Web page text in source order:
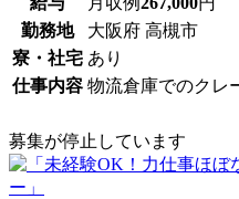
勤務地
大阪府 高槻市
寮・社宅 あり
仕事内容 物流倉庫でのクレ
募集が停止しています